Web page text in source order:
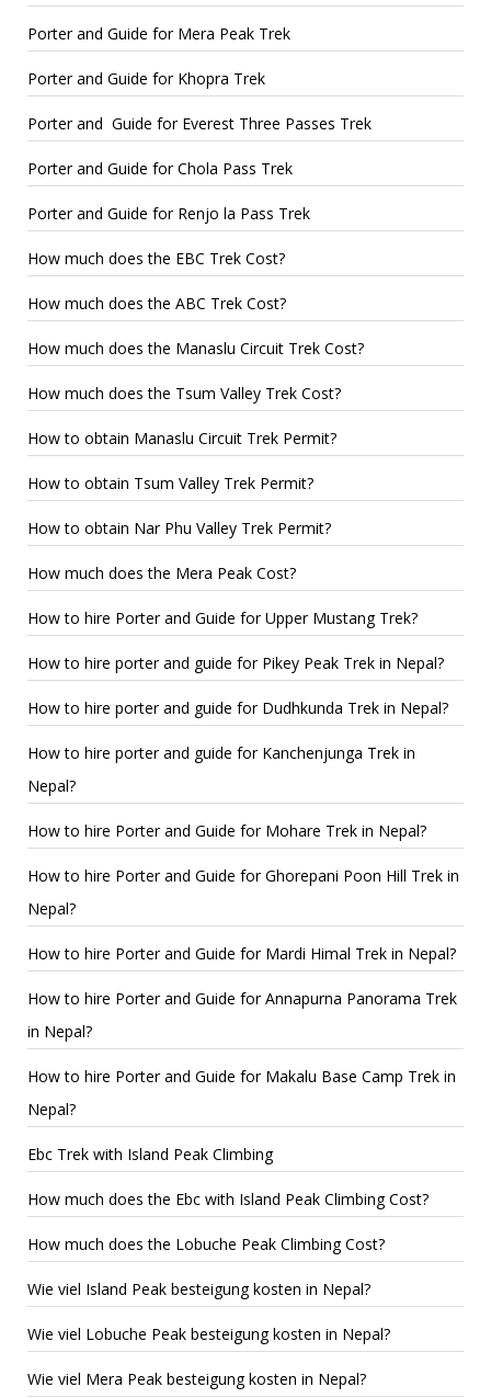
Porter and Guide for Mera Peak Trek
Porter and Guide for Khopra Trek
Porter and Guide for Everest Three Passes Trek
Porter and Guide for Chola Pass Trek
Porter and Guide for Renjo la Pass Trek
How much does the EBC Trek Cost?
How much does the ABC Trek Cost?
How much does the Manaslu Circuit Trek Cost?
How much does the Tsum Valley Trek Cost?
How to obtain Manaslu Circuit Trek Permit?
How to obtain Tsum Valley Trek Permit?
How to obtain Nar Phu Valley Trek Permit?
How much does the Mera Peak Cost?
How to hire Porter and Guide for Upper Mustang Trek?
How to hire porter and guide for Pikey Peak Trek in Nepal?
How to hire porter and guide for Dudhkunda Trek in Nepal?
How to hire porter and guide for Kanchenjunga Trek in
Nepal?
How to hire Porter and Guide for Mohare Trek in Nepal?
How to hire Porter and Guide for Ghorepani Poon Hill Trek in
Nepal?
How to hire Porter and Guide for Mardi Himal Trek in Nepal?
How to hire Porter and Guide for Annapurna Panorama Trek
in Nepal?
How to hire Porter and Guide for Makalu Base Camp Trek in
Nepal?
Ebc Trek with Island Peak Climbing
How much does the Ebc with Island Peak Climbing Cost?
How much does the Lobuche Peak Climbing Cost?
Wie viel Island Peak besteigung kosten in Nepal?
Wie viel Lobuche Peak besteigung kosten in Nepal?
Wie viel Mera Peak besteigung kosten in Nepal?